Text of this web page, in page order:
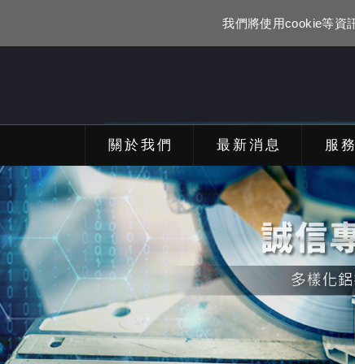
我們將使用cookie等資
關於我們 最新消息 服